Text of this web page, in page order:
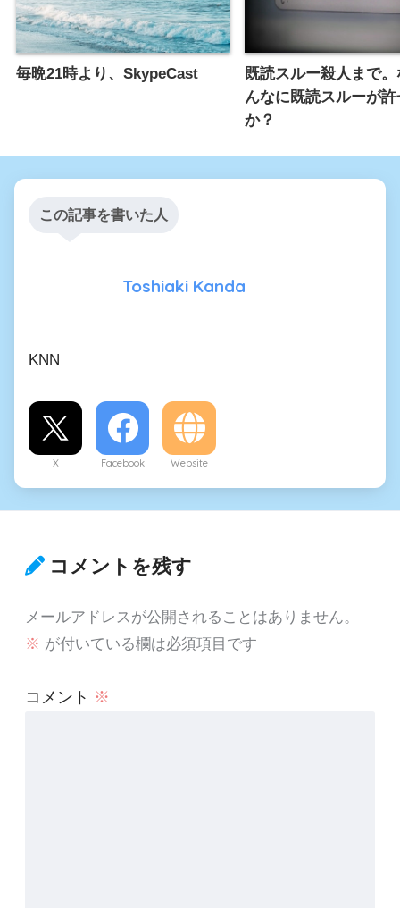
毎晩21時より、SkypeCast
既読スルー殺人まで
んなに既読スルーが
か？
この記事を書いた人
Toshiaki Kanda
KNN
X Facebook Website
コメントを残す
メールアドレスが公開されることはありません。
※ が付いている欄は必須項目です
コメント ※